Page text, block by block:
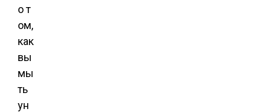
о т
ом,
как
вы
мы
ть
ун